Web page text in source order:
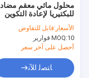
محلول مائي معقم مضاد
للبكتيريا لإعادة التكوين
في المختبر، سائل نقي
عالي النقاء، عبوات
متعددة القوارير، إمداد
مستقر، للاستخدام
الأسعار:قابل للتفاوض
MOQ:10 قوارير
أحصل على آخر سعر
ﺎﺘﺼﻟ ﺍﻶﻧ